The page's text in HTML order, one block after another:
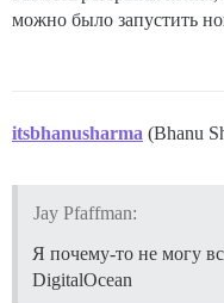
можно было запустить
itsbhanusharma (Bhanu
Jay Pfaffman:
Я почему-то не могу
DigitalOcean